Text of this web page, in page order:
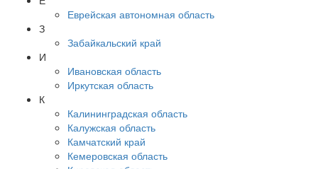
Еврейская автономная область
З
Забайкальский край
И
Ивановская область
Иркутская область
К
Калининградская область
Калужская область
Камчатский край
Кемеровская область